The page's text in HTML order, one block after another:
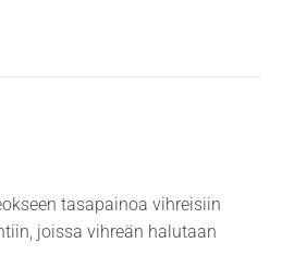
tasapainoa vihreisiin
joissa vihreän halutaan